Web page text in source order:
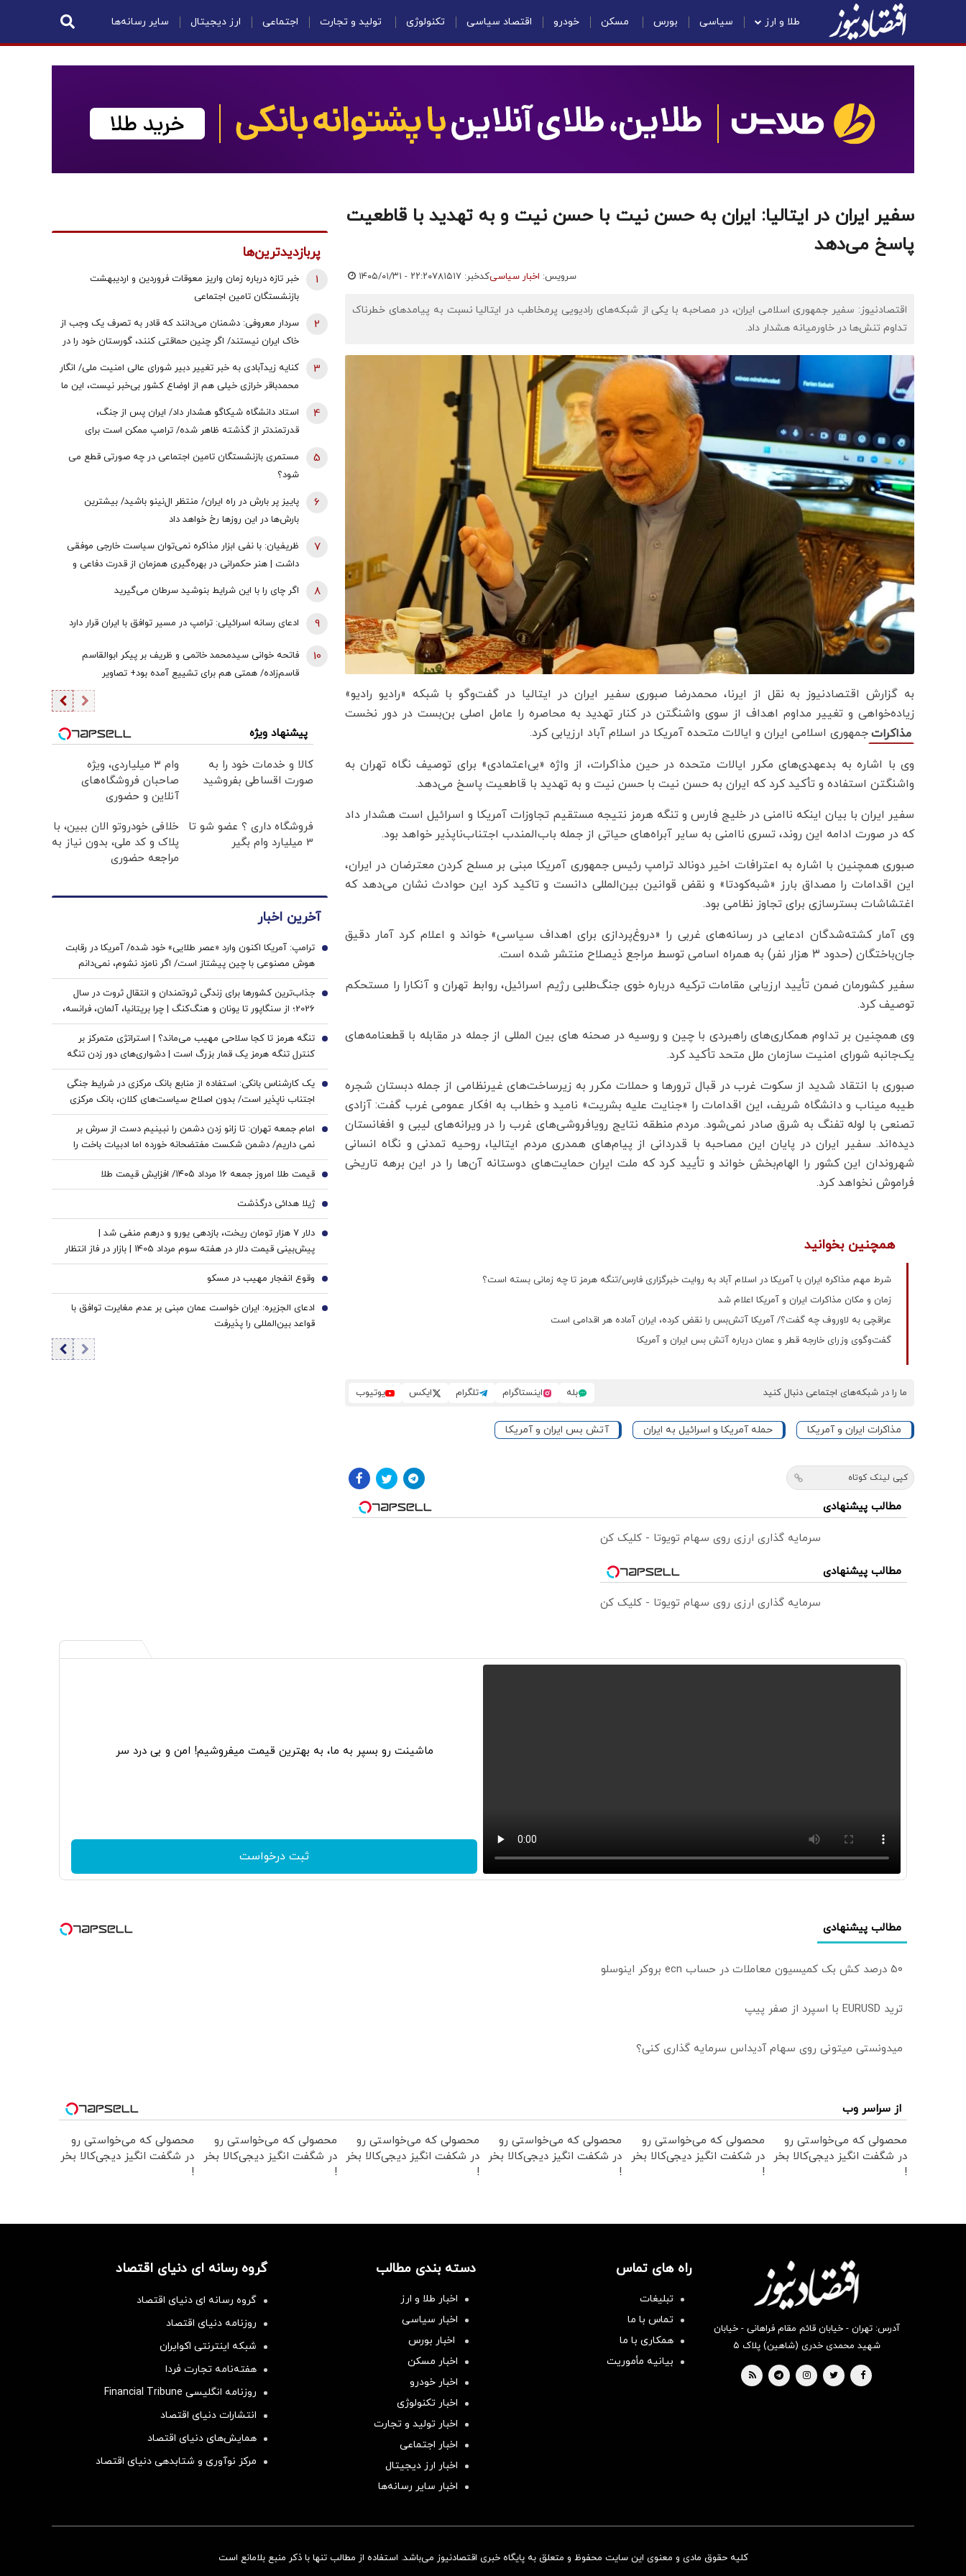
طلا و ارز سیاسی بورس مسکن خودرو اقتصاد سیاسی تکنولوژی تولید و تجارت اجتماعی ارز دیجیتال سایر رسانه‌ها
سفیر ایران در ایتالیا: ایران به حسن نیت با حسن نیت و به تهدید با قاطعیت
پاسخ می‌دهد
سرویس: اخبار سیاسیکدخبر: ۷۸۱۵۱۷ ۱۴۰۵/۰۱/۳۱ - ۲۲:۲۰
اقتصادنیوز: سفیر جمهوری اسلامی ایران، در مصاحبه‌ با یکی از شبکه‌های رادیویی پرمخاطب در ایتالیا نسبت به پیامدهای خطرناک
تداوم تنش‌ها در خاورمیانه هشدار داد.
به گزارش اقتصادنیوز به نقل از ایرنا، محمدرضا صبوری سفیر ایران در ایتالیا در گفت‌وگو با شبکه «رادیو رادیو»
زیاده‌خواهی و تغییر مداوم اهداف از سوی واشنگتن در کنار تهدید به محاصره را عامل اصلی بن‌بست در دور نخست
مذاکراتجمهوری اسلامی ایران و ایالات متحده آمریکا در اسلام آباد ارزیابی کرد.
وی با اشاره به بدعهدی‌های مکرر ایالات متحده در حین مذاکرات، از واژه «بی‌اعتمادی» برای توصیف نگاه تهران به
واشنگتن استفاده و تأکید کرد که ایران به حسن نیت با حسن نیت و به تهدید با قاطعیت پاسخ می‌دهد.
سفیر ایران با بیان اینکه ناامنی در خلیج فارس و تنگه هرمز نتیجه مستقیم تجاوزات آمریکا و اسرائیل است هشدار داد
که در صورت ادامه این روند، تسری ناامنی به سایر آبراه‌های حیاتی از جمله باب‌المندب اجتناب‌ناپذیر خواهد بود.
صبوری همچنین با اشاره به اعترافات اخیر دونالد ترامپ رئیس جمهوری آمریکا مبنی بر مسلح کردن معترضان در ایران،
این اقدامات را مصداق بارز «شبه‌کودتا» و نقض قوانین بین‌المللی دانست و تاکید کرد این حوادث نشان می‌دهد که
اغتشاشات بسترسازی برای تجاوز نظامی بود.
وی آمار کشته‌شدگان ادعایی در رسانه‌های غربی را «دروغ‌پردازی برای اهداف سیاسی» خواند و اعلام کرد آمار دقیق
جان‌باختگان (حدود ۳ هزار نفر) به همراه اسامی توسط مراجع ذیصلاح منتشر شده است.
سفیر کشورمان ضمن تأیید ارزیابی مقامات ترکیه درباره خوی جنگ‌طلبی رژیم اسرائیل، روابط تهران و آنکارا را مستحکم
توصیف کرد.
وی همچنین بر تداوم همکاری‌های راهبردی با چین و روسیه در صحنه های بین المللی از جمله در مقابله با قطعنامه‌های
یک‌جانبه شورای امنیت سازمان ملل متحد تأکید کرد.
صبوری با انتقاد شدید از سکوت غرب در قبال ترورها و حملات مکرر به زیرساخت‌های غیرنظامی از جمله دبستان شجره
طیبه میناب و دانشگاه شریف، این اقدامات را «جنایت علیه بشریت» نامید و خطاب به افکار عمومی غرب گفت: آزادی
تصنعی با لوله تفنگ به شرق صادر نمی‌شود. مردم منطقه نتایج رویافروشی‌های غرب را در ویرانه‌های لیبی و افغانستان
دیده‌اند. سفیر ایران در پایان این مصاحبه با قدردانی از پیام‌های همدری مردم ایتالیا، روحیه تمدنی و نگاه انسانی
شهروندان این کشور را الهام‌بخش خواند و تأیید کرد که ملت ایران حمایت‌های دوستانه آن‌ها را در این برهه تاریخی
فراموش نخواهد کرد.
همچنین بخوانید
شرط مهم مذاکره ایران با آمریکا در اسلام آباد به روایت خبرگزاری فارس/تنگه هرمز تا چه زمانی بسته است؟
زمان و مکان مذاکرات ایران و آمریکا اعلام شد
عراقچی به لاوروف چه گفت؟/ آمریکا آتش‌بس را نقض کرده، ایران آماده هر اقدامی است
گفت‌وگوی وزرای خارجه قطر و عمان درباره آتش بس ایران و آمریکا
ما را در شبکه‌های اجتماعی دنبال کنید بله اینستاگرام تلگرام ایکس یوتیوب
مذاکرات ایران و آمریکا حمله آمریکا و اسرائیل به ایران آتش بس ایران و آمریکا
کپی لینک کوتاه
مطالب پیشنهادی
سرمایه گذاری ارزی روی سهام تویوتا - کلیک کن
مطالب پیشنهادی
سرمایه گذاری ارزی روی سهام تویوتا - کلیک کن
پربازدیدترین‌ها
خبر تازه درباره زمان واریز معوقات فروردین و اردیبهشت
بازنشستگان تامین اجتماعی
1
سردار معروفی: دشمنان می‌دانند که قادر به تصرف یک وجب از
خاک ایران نیستند/ اگر چنین حماقتی کنند، گورستان خود را در
امکان‌پذیر نیست
2
کنایه زیدآبادی به خبر تغییر دبیر شورای عالی امنیت ملی/ انگار
محمدباقر خرازی خیلی هم از اوضاع کشور بی‌خبر نیست، این ما
هستیم که بی‌خبریم
3
استاد دانشگاه شیکاگو هشدار داد/ ایران پس از جنگ،
قدرتمندتر از گذشته ظاهر شده/ ترامپ ممکن است برای
دستیابی به یک پیروزی نمادین پیش از انتخابات میان‌دوره‌ای
کنگره، به عملیات زمینی روی بیاورد
4
مستمری بازنشستگان تامین اجتماعی در چه صورتی قطع می
شود؟
5
پاییز پر بارش در راه ایران/ منتظر ال‌نینو باشید/ بیشترین
بارش‌ها در این روزها رخ خواهد داد
6
ظریفیان: با نفی ابزار مذاکره نمی‌توان سیاست خارجی موفقی
داشت | هنر حکمرانی در بهره‌گیری همزمان از قدرت دفاعی و
ظرفیت‌های دیپلماتیک است، نه حذف یکی به نفع دیگری
7
اگر چای را با این شرایط بنوشید سرطان می‌گیرید 8
ادعای رسانه اسرائیلی: ترامپ در مسیر توافق با ایران قرار دارد 9
فاتحه خوانی سیدمحمد خاتمی و ظریف بر پیکر ابوالقاسم
قاسم‌زاده/ همتی هم برای تشییع آمده بود+ تصاویر
10
پیشنهاد ویژه
کالا و خدمات خود را به
صورت اقساطی بفروشید
وام ۳ میلیاردی، ویژه
صاحبان فروشگاه‌های
آنلاین و حضوری
فروشگاه داری ؟ عضو شو تا
3 میلیارد وام بگیر
خلافی خودروتو الان ببین، با
پلاک و کد ملی، بدون نیاز به
مراجعه حضوری
آخرین اخبار
ترامپ: آمریکا اکنون وارد «عصر طلایی» خود شده/ آمریکا در رقابت
هوش مصنوعی با چین پیشتاز است/ اگر نامزد نشوم، نمی‌دانم
طرفدارانم باز هم رأی می‌دهند یا نه
1
جذاب‌ترین کشورها برای زندگی ثروتمندان و انتقال ثروت در سال
2026؛ از سنگاپور تا یونان و هنگ‌کنگ | چرا بریتانیا، آلمان، فرانسه،
نروژ و کره جنوبی درحال از دست دادن جذابیت هستند؟
2
تنگه هرمز تا کجا سلاحی مهیب می‌ماند؟ | استراتژی متمرکز بر
کنترل تنگه هرمز یک قمار بزرگ است | دشواری‌های دور زدن تنگه
برای نفت خام
3
یک کارشناس بانکی: استفاده از منابع بانک مرکزی در شرایط جنگی
اجتناب ناپذیر است/ بدون اصلاح سیاست‌های کلان، بانک مرکزی
به تنهایی قادر به مهار تورم نیست
4
امام جمعه تهران: تا زانو زدن دشمن را نبینیم دست از سرش بر
نمی داریم/ دشمن شکست مفتضحانه خورده اما ادبیات باخت را
هم بلد نیست
5
قیمت طلا امروز جمعه ۱۶ مرداد ۱۴۰۵/ افزایش قیمت طلا 6
ژیلا هدائی درگذشت 7
دلار ۷ هزار تومان ریخت، بازدهی یورو و درهم منفی شد |
پیش‌بینی قیمت دلار در هفته سوم مرداد 1405 | بازار در فاز انتظار
8
وقوع انفجار مهیب در مسکو 9
ادعای الجزیره: ایران خواست عمان مبنی بر عدم مغایرت توافق با
قواعد بین‌المللی را پذیرفت
10
ماشینت رو بسپر به ما، به بهترین قیمت میفروشیم! امن و بی درد سر
ثبت درخواست
مطالب پیشنهادی
۵۰ درصد کش بک کمیسیون معاملات در حساب ecn بروکر اینوسلو
ترید EURUSD با اسپرد از صفر پیپ
میدونستی میتونی روی سهام آدیداس سرمایه گذاری کنی؟
از سراسر وب
محصولی که می‌خواستی رو
در شگفت انگیز دیجی‌کالا بخر
!
محصولی که می‌خواستی رو
در شکفت انگیز دیجی‌کالا بخر
!
محصولی که می‌خواستی رو
در شکفت انگیز دیجی‌کالا بخر
!
محصولی که می‌خواستی رو
در شکفت انگیز دیجی‌کالا بخر
!
محصولی که می‌خواستی رو
در شگفت انگیز دیجی‌کالا بخر
!
محصولی که می‌خواستی رو
در شگفت انگیز دیجی‌کالا بخر
!
آدرس: تهران - خیابان قائم مقام فراهانی - خیابان
شهید محمدی خدری (شاهین) پلاک ۵
راه های تماس
تبلیغات
تماس با ما
همکاری با ما
بیانیه مأموریت
دسته بندی مطالب
اخبار طلا و ارز
اخبار سیاسی
اخبار بورس
اخبار مسکن
اخبار خودرو
اخبار تکنولوژی
اخبار تولید و تجارت
اخبار اجتماعی
اخبار ارز دیجیتال
اخبار سایر رسانه‌‌ها
گروه رسانه ای دنیای اقتصاد
گروه رسانه ای دنیای اقتصاد
روزنامه دنیای اقتصاد
شبکه اینترنتی اکوایران
هفته‌نامه تجارت فردا
روزنامه انگلیسی Financial Tribune
انتشارات دنیای اقتصاد
همایش‌های دنیای اقتصاد
مرکز نوآوری و شتابدهی دنیای اقتصاد
کلیه حقوق مادی و معنوی این سایت محفوظ و متعلق به پایگاه خبری اقتصادنیوز می‌باشد. استفاده از مطالب تنها با ذکر منبع بلامانع است